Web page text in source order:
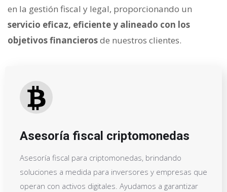
en la gestión fiscal y legal, proporcionando un
servicio eficaz, eficiente y alineado con los
objetivos financierosde nuestros clientes.
Asesoría fiscal criptomonedas
Asesoría fiscal para criptomonedas, brindando
soluciones a medida para inversores y empresas que
operan con activos digitales. Ayudamos a garantizar